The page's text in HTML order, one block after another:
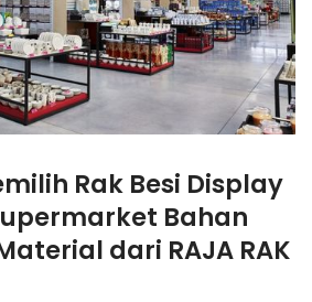
Rak Besi Display
Bahan
dari RAJA RAK